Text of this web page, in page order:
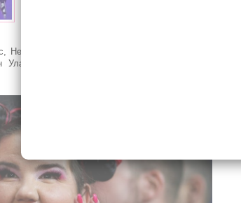
Нетта дала пресс-конференцию, во время которого
Ула Санд вручил девушке новую награду в виде